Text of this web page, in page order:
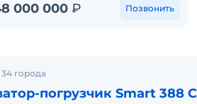
000 000 ₽ Позвонить
города
погрузчик Smart 388